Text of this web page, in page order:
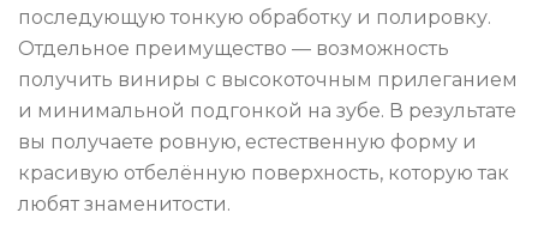
последующую тонкую обработку и полировку.
Отдельное преимущество — возможность
получить виниры с высокоточным прилеганием
и минимальной подгонкой на зубе. В результате
вы получаете ровную, естественную форму и
красивую отбелённую поверхность, которую так
любят знаменитости.